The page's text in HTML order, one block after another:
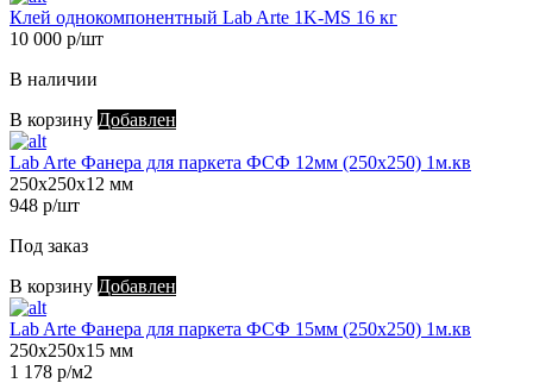
Клей однокомпонентный Lab Arte 1K-MS 16 кг
10 000 р/шт
В наличии
В корзину Добавлен
Lab Arte Фанера для паркета ФСФ 12мм (250х250) 1м.кв
250х250х12 мм
948 р/шт
Под заказ
В корзину Добавлен
Lab Arte Фанера для паркета ФСФ 15мм (250х250) 1м.кв
250х250х15 мм
1 178 р/м2